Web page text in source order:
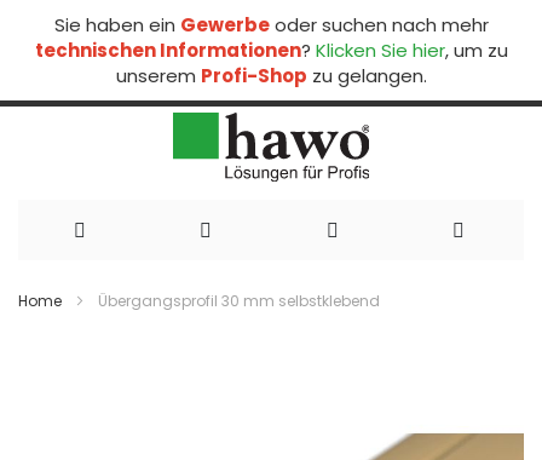
Sie haben ein Gewerbeoder suchen nach mehr
technischen Informationen? Klicken Sie hier, um zu
unserem Profi-Shop zu gelangen.
zum
Home Übergangsprofil 30 mm selbstklebend